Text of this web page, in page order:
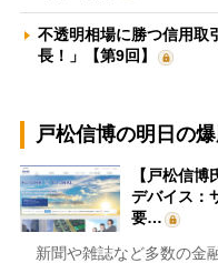
不透明相場に勝つ信用
長！」【第9回】
戸松信博の明日の
【戸松信
デバイス：
要…
新聞や雑誌など多数の金